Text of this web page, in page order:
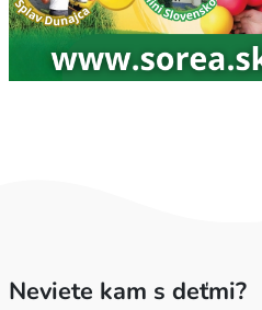
Neviete kam s deťmi?